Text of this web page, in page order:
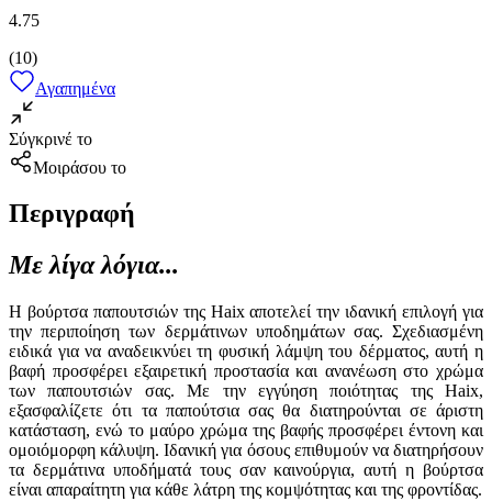
4.75
(10)
Αγαπημένα
Σύγκρινέ το
Μοιράσου το
Περιγραφή
Με λίγα λόγια...
Η βούρτσα παπουτσιών της Haix αποτελεί την ιδανική επιλογή για
την περιποίηση των δερμάτινων υποδημάτων σας. Σχεδιασμένη
ειδικά για να αναδεικνύει τη φυσική λάμψη του δέρματος, αυτή η
βαφή προσφέρει εξαιρετική προστασία και ανανέωση στο χρώμα
των παπουτσιών σας. Με την εγγύηση ποιότητας της Haix,
εξασφαλίζετε ότι τα παπούτσια σας θα διατηρούνται σε άριστη
κατάσταση, ενώ το μαύρο χρώμα της βαφής προσφέρει έντονη και
ομοιόμορφη κάλυψη. Ιδανική για όσους επιθυμούν να διατηρήσουν
τα δερμάτινα υποδήματά τους σαν καινούργια, αυτή η βούρτσα
είναι απαραίτητη για κάθε λάτρη της κομψότητας και της φροντίδας.